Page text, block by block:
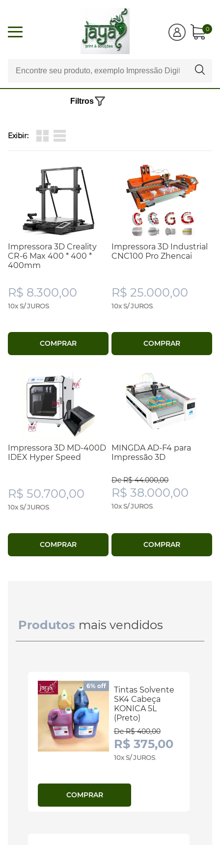
0
Exibir:
Filtros
Impressora 3D Creality
CR-6 Max 400 * 400 *
400mm
R$ 8.300,00
10x S/ JUROS
COMPRAR
Impressora 3D Industrial
CNC100 Pro Zhencai
R$ 25.000,00
10x S/ JUROS
COMPRAR
Impressora 3D MD-400D
IDEX Hyper Speed
R$ 50.700,00
10x S/ JUROS
COMPRAR
MINGDA AD-F4 para
Impressão 3D
De R$ 44.000,00
R$ 38.000,00
10x S/ JUROS
COMPRAR
Produtos mais vendidos
6% off
Tintas Solvente
SK4 Cabeça
KONICA 5L
(Preto)
De R$ 400,00
R$ 375,00
10x S/ JUROS.
COMPRAR